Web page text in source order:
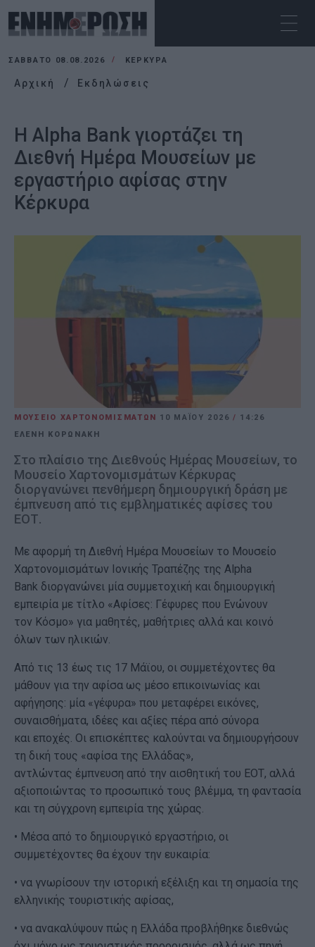
ΣΆΒΒΑΤΟ 08.08.2026 ΚΕΡΚΥΡΑ
Αρχική Εκδηλώσεις
Η Alpha Bank γιορτάζει τη
Διεθνή Ημέρα Μουσείων με
εργαστήριο αφίσας στην
Κέρκυρα
ΜΟΥΣΕΙΟ ΧΑΡΤΟΝΟΜΙΣΜΑΤΩΝ 10 ΜΑΪ́ΟΥ 2026 / 14:26
ΕΛΕΝΗ ΚΟΡΩΝΑΚΗ
Στο πλαίσιο της Διεθνούς Ημέρας Μουσείων, το
Μουσείο Χαρτονομισμάτων Κέρκυρας
διοργανώνει πενθήμερη δημιουργική δράση με
έμπνευση από τις εμβληματικές αφίσες του
ΕΟΤ.
Με αφορμή τη Διεθνή Ημέρα Μουσείων το Μουσείο
Χαρτονομισμάτων Ιονικής Τραπέζης της Alpha
Bank διοργανώνει μία συμμετοχική και δημιουργική
εμπειρία με τίτλο «Αφίσες: Γέφυρες που Ενώνουν
τον Κόσμο» για μαθητές, μαθήτριες αλλά και κοινό
όλων των ηλικιών.
Από τις 13 έως τις 17 Μάϊου, οι συμμετέχοντες θα
μάθουν για την αφίσα ως μέσο επικοινωνίας και
αφήγησης: μία «γέφυρα» που μεταφέρει εικόνες,
συναισθήματα, ιδέες και αξίες πέρα από σύνορα
και εποχές. Οι επισκέπτες καλούνται να δημιουργήσουν
τη δική τους «αφίσα της Ελλάδας»,
αντλώντας έμπνευση από την αισθητική του ΕΟΤ, αλλά
αξιοποιώντας το προσωπικό τους βλέμμα, τη φαντασία
και τη σύγχρονη εμπειρία της χώρας.
• Μέσα από το δημιουργικό εργαστήριο, οι
συμμετέχοντες θα έχουν την ευκαιρία:
• να γνωρίσουν την ιστορική εξέλιξη και τη σημασία της
ελληνικής τουριστικής αφίσας,
• να ανακαλύψουν πώς η Ελλάδα προβλήθηκε διεθνώς